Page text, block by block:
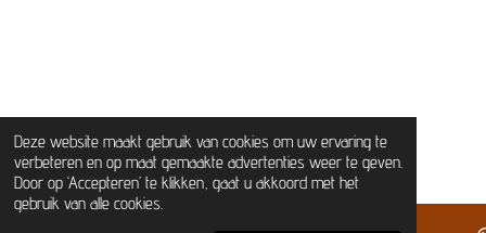
Deze website maakt gebruik van cookies om uw ervaring te
verbeteren en op maat gemaakte advertenties weer te geven.
Door op ‘Accepteren’ te klikken, gaat u akkoord met het
gebruik van alle cookies.